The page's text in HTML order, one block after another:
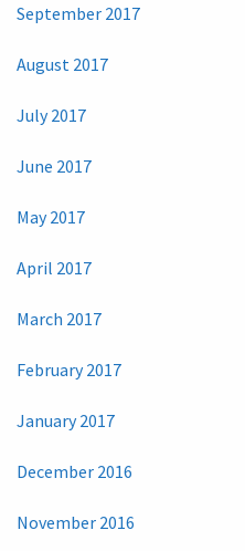
September 2017
August 2017
July 2017
June 2017
May 2017
April 2017
March 2017
February 2017
January 2017
December 2016
November 2016